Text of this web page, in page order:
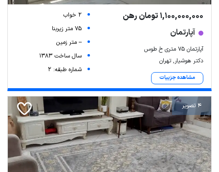
1,100,000,000 تومان رهن
آپارتمان
آپارتمان ۷۵ متری خ طوس
دکتر هوشیار, تهران
مشاهده جزییات
2 خواب
75 متر زیربنا
-- متر زمین
سال ساخت 1383
شماره طبقه: 2
4 تصویر